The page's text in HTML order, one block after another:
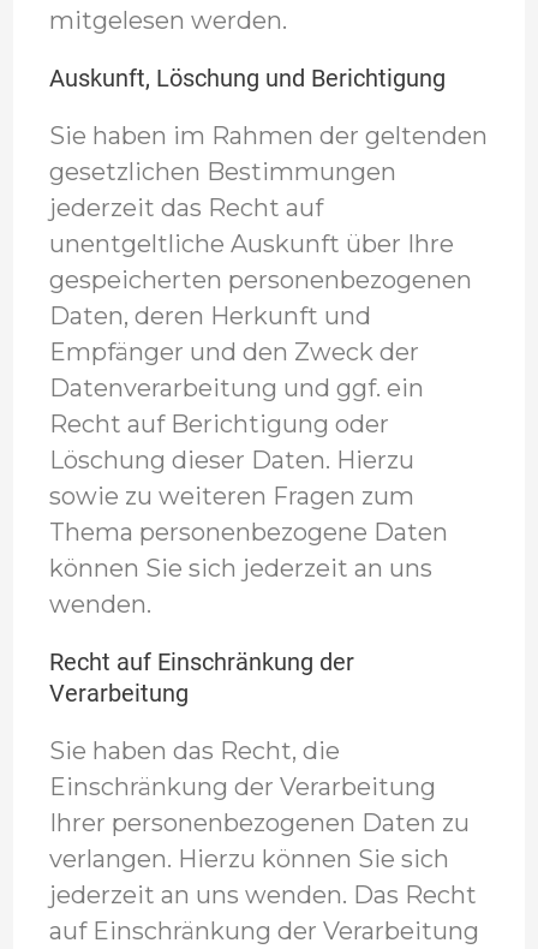
mitgelesen werden.
Auskunft, Löschung und Berichtigung
Sie haben im Rahmen der geltenden
gesetzlichen Bestimmungen
jederzeit das Recht auf
unentgeltliche Auskunft über Ihre
gespeicherten personenbezogenen
Daten, deren Herkunft und
Empfänger und den Zweck der
Datenverarbeitung und ggf. ein
Recht auf Berichtigung oder
Löschung dieser Daten. Hierzu
sowie zu weiteren Fragen zum
Thema personenbezogene Daten
können Sie sich jederzeit an uns
wenden.
Recht auf Einschränkung der
Verarbeitung
Sie haben das Recht, die
Einschränkung der Verarbeitung
Ihrer personenbezogenen Daten zu
verlangen. Hierzu können Sie sich
jederzeit an uns wenden. Das Recht
auf Einschränkung der Verarbeitung